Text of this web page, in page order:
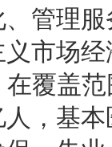
、管理
义市场
覆盖范
人，基